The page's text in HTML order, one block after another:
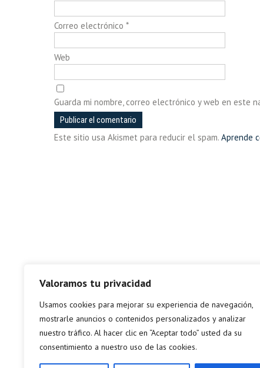
Valoramos tu privacidad
Usamos cookies para mejorar su experiencia de navegación,
mostrarle anuncios o contenidos personalizados y analizar
nuestro tráfico. Al hacer clic en “Aceptar todo” usted da su
consentimiento a nuestro uso de las cookies.
Correo electrónico *
Web
Guarda mi nombre, correo electrónico y web en este
Este sitio usa Akismet para reducir el spam. Aprende